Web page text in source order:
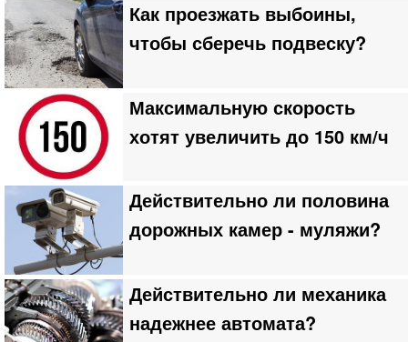
Как проезжать выбоины,
чтобы сберечь подвеску?
Максимальную скорость
хотят увеличить до 150 км/ч
Действительно ли половина
дорожных камер - муляжи?
Действительно ли механика
надежнее автомата?